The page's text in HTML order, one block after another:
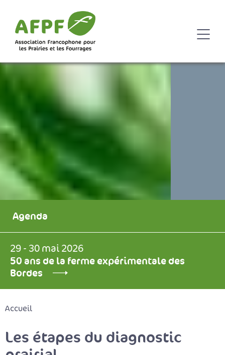
Agenda
29 - 30 mai 2026
50 ans de la ferme expérimentale des
Bordes
Accueil
Les étapes du diagnostic